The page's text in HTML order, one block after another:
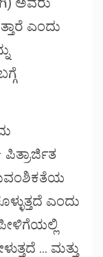
ಎಂದು
ಎಂದು
… ಮತ್ತು